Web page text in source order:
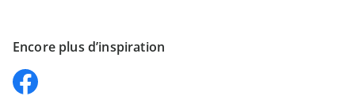
Encore plus d’inspiration